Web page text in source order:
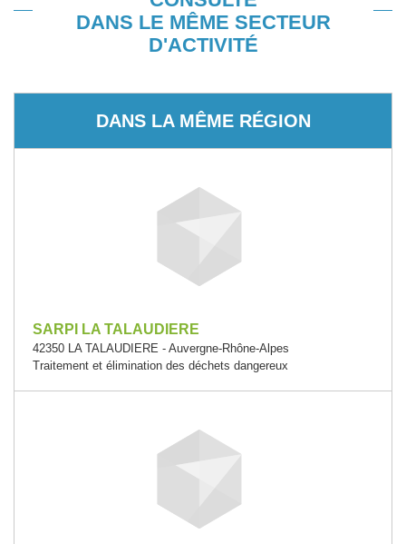
DANS LE MÊME SECTEUR
D'ACTIVITÉ
DANS LA MÊME RÉGION
SARPI LA TALAUDIERE
42350 LA TALAUDIERE - Auvergne-Rhône-Alpes
Traitement et élimination des déchets dangereux